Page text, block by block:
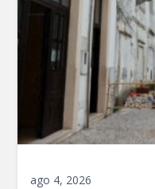
ago 4, 2026